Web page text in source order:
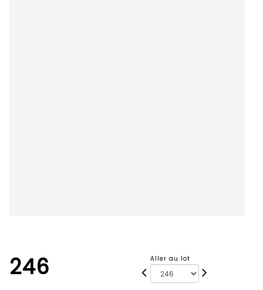
246 Aller au lot